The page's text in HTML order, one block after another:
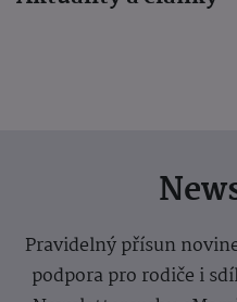
Pravidelný přísun
podpora pro rodiče i